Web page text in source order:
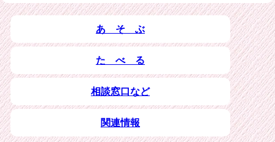
あ そ ぶ
た べ る
相談窓口など
関連情報